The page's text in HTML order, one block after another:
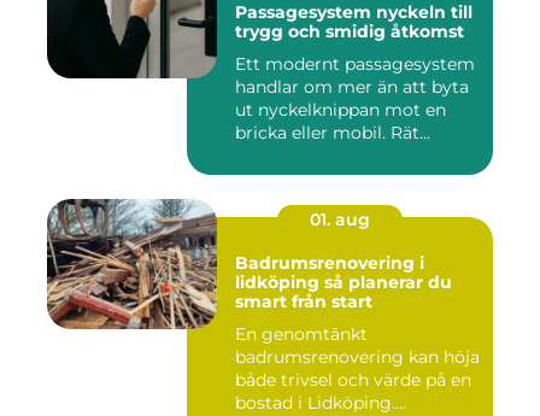
Passagesystem nyckeln till
trygg och smidig åtkomst
Ett modernt passagesystem
handlar om mer än att byta
ut nyckelknippan mot en
bricka eller mobil. Rät...
01. aug
Badrumsrenovering i
lidköping så planerar du
smart från start
En genomtänkt
badrumsrenovering kan höja
både trivsel och värde på en
bostad i Lidköping.